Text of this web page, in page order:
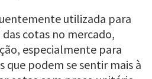
utilizada para
das cotas no mercado,
especialmente para
que podem se sentir mais à